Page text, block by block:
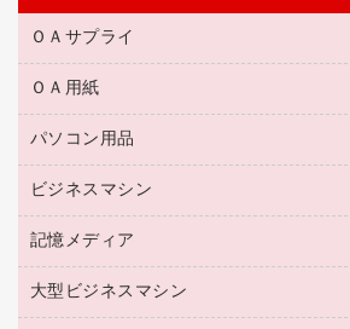
ＯＡサプライ
互換インクカートリッジ
リサイクルトナー（プール方式）
リサイクルインクカートリッジ
プリンタ用リボン
トナーカートリッジ
ＯＡ用紙
名刺用紙
ワープロ用紙
ラベル用紙
プロッター用紙
パソコン用品
パソコン周辺機器
マウスパッド
マウス
ビジネスマシン
電話機
レーザープリンタ／複合機
メモリーカード
記憶メディア
ブルーレイディスク
大型ビジネスマシン